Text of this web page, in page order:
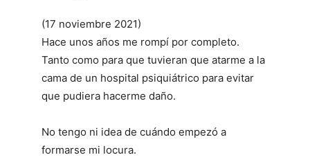
(17 noviembre 2021)
Hace unos años me rompí por completo.
Tanto como para que tuvieran que atarme a la
cama de un hospital psiquiátrico para evitar
que pudiera hacerme daño.
No tengo ni idea de cuándo empezó a
formarse mi locura.